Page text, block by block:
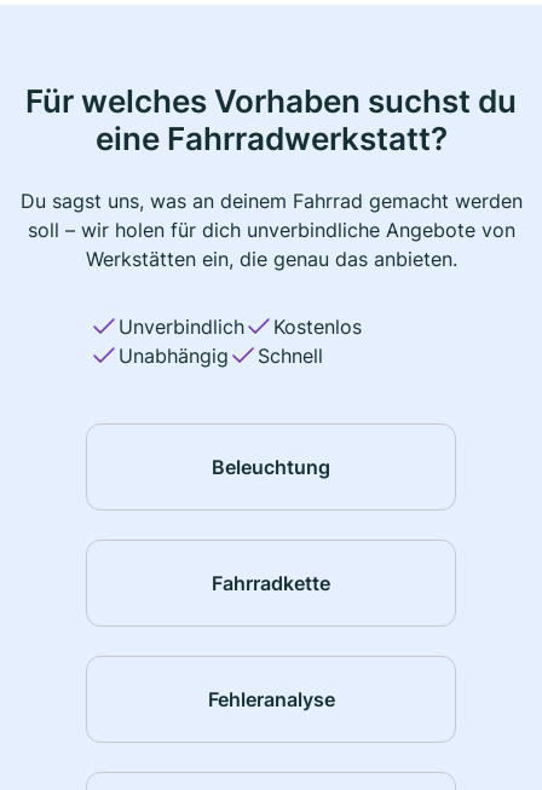
Für welches Vorhaben suchst du
eine Fahrradwerkstatt?
Du sagst uns, was an deinem Fahrrad gemacht werden
soll – wir holen für dich unverbindliche Angebote von
Werkstätten ein, die genau das anbieten.
Unverbindlich
Kostenlos
Unabhängig
Schnell
Beleuchtung
Fahrradkette
Fehleranalyse